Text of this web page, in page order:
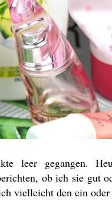
leer gegangen.
ob ich sie gut
vielleicht den ein oder